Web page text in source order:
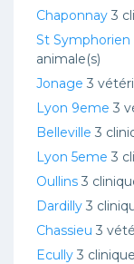
Chaponnay 3
St Symphorien
animale(s)
Jonage 3
Lyon 9eme 3
Belleville 3
Lyon 5eme 3
Oullins 3
Dardilly 3
Chassieu 3
Ecully 3